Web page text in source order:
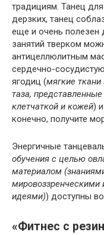
традициям. Танец
дерзких, танец
еще и очень полезен
занятий тверком
антицеллюлитным
сердечно-
ягодиц (мягкие ткани
таза,
клетчаткой и кожей)
конечно, получите
Энергичные
обучения с целью
материалом
мировоззренческими
идеями)) доступны
«Фитнес с